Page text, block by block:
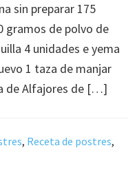
sin preparar 175
gramos de polvo de
4 unidades e yema
1 taza de manjar
de Alfajores de […]
, Receta de postres,